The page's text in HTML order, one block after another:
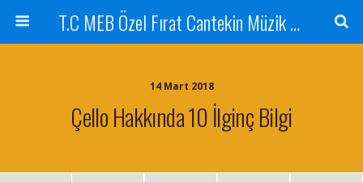
T.C MEB Özel Fırat Cantekin Müzik Kursu
14 Mart 2018
Çello Hakkında 10 İlginç Bilgi